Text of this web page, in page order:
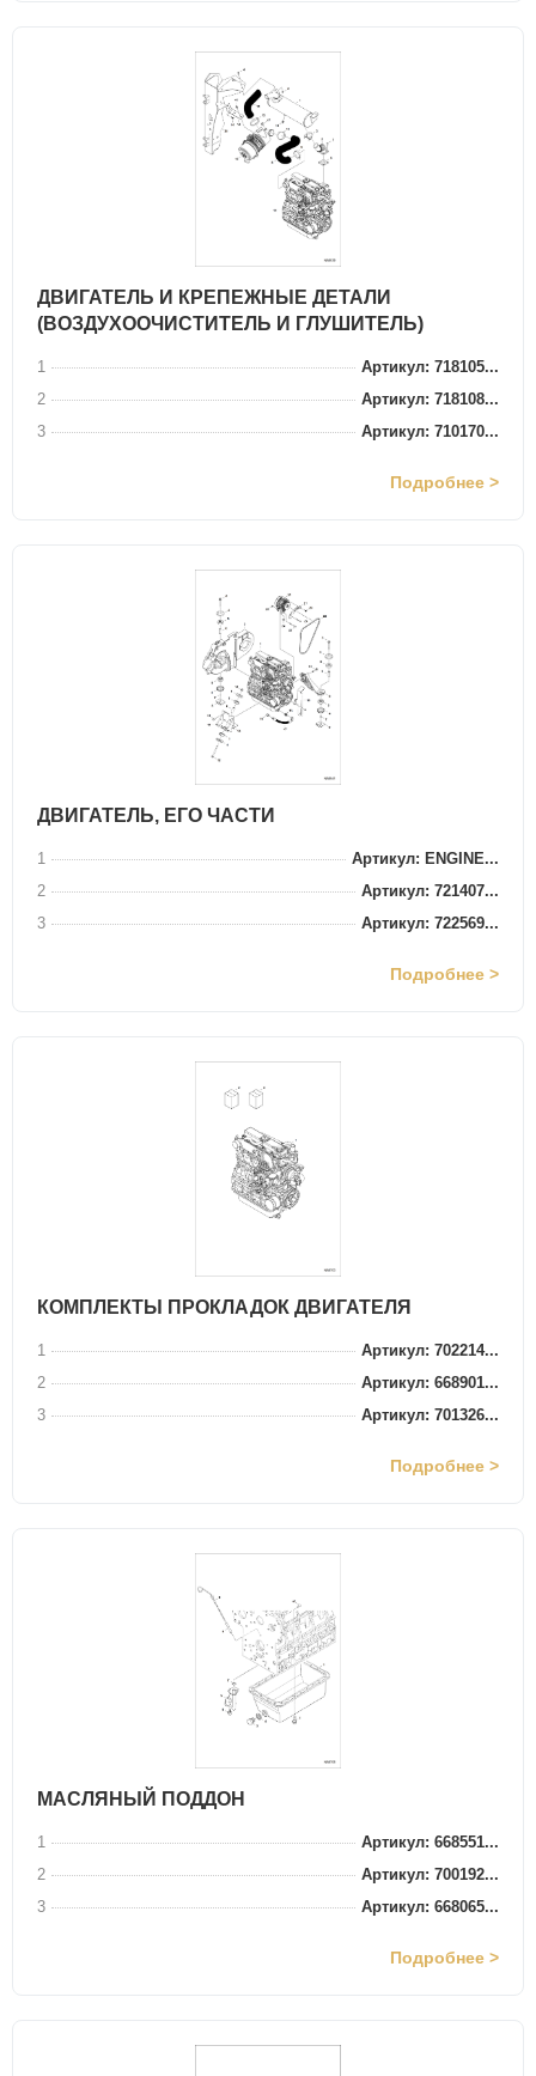
ДВИГАТЕЛЬ И КРЕПЕЖНЫЕ ДЕТАЛИ
(ВОЗДУХООЧИСТИТЕЛЬ И ГЛУШИТЕЛЬ)
1
Артикул: 718105...
2
Артикул: 718108...
3
Артикул: 710170...
Подробнее >
ДВИГАТЕЛЬ, ЕГО ЧАСТИ
1
Артикул: ENGINE...
2
Артикул: 721407...
3
Артикул: 722569...
Подробнее >
КОМПЛЕКТЫ ПРОКЛАДОК ДВИГАТЕЛЯ
1
Артикул: 702214...
2
Артикул: 668901...
3
Артикул: 701326...
Подробнее >
МАСЛЯНЫЙ ПОДДОН
1
Артикул: 668551...
2
Артикул: 700192...
3
Артикул: 668065...
Подробнее >